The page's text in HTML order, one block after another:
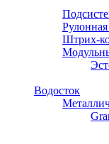
Рулонная
Штрих-
Водосток